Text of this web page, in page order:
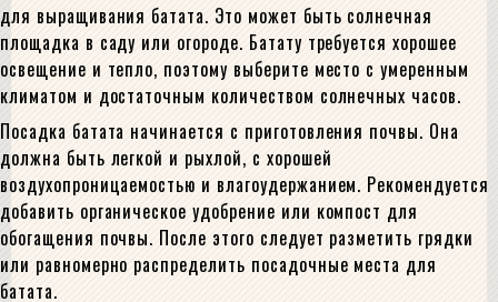
для выращивания батата. Это может быть солнечная
площадка в саду или огороде. Батату требуется хорошее
освещение и тепло, поэтому выберите место с умеренным
климатом и достаточным количеством солнечных часов.
Посадка батата начинается с приготовления почвы. Она
должна быть легкой и рыхлой, с хорошей
воздухопроницаемостью и влагоудержанием. Рекомендуется
добавить органическое удобрение или компост для
обогащения почвы. После этого следует разметить грядки
или равномерно распределить посадочные места для
батата.